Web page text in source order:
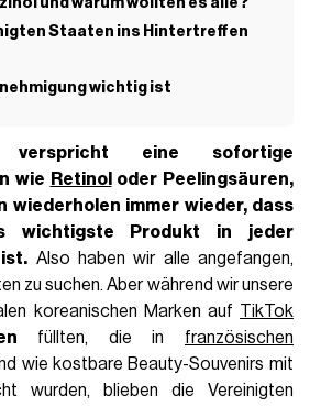
Staaten ins Hintertreffen
wichtig ist
verspricht eine sofortige
wie Retinol oder Peelingsäuren,
wiederholen immer wieder, dass
wichtigste Produkt in jeder
Also haben wir alle angefangen,
zu suchen. Aber während wir unsere
koreanischen Marken auf TikTok
füllten, die in französischen
wie kostbare Beauty-Souvenirs mit
wurden, blieben die Vereinigten